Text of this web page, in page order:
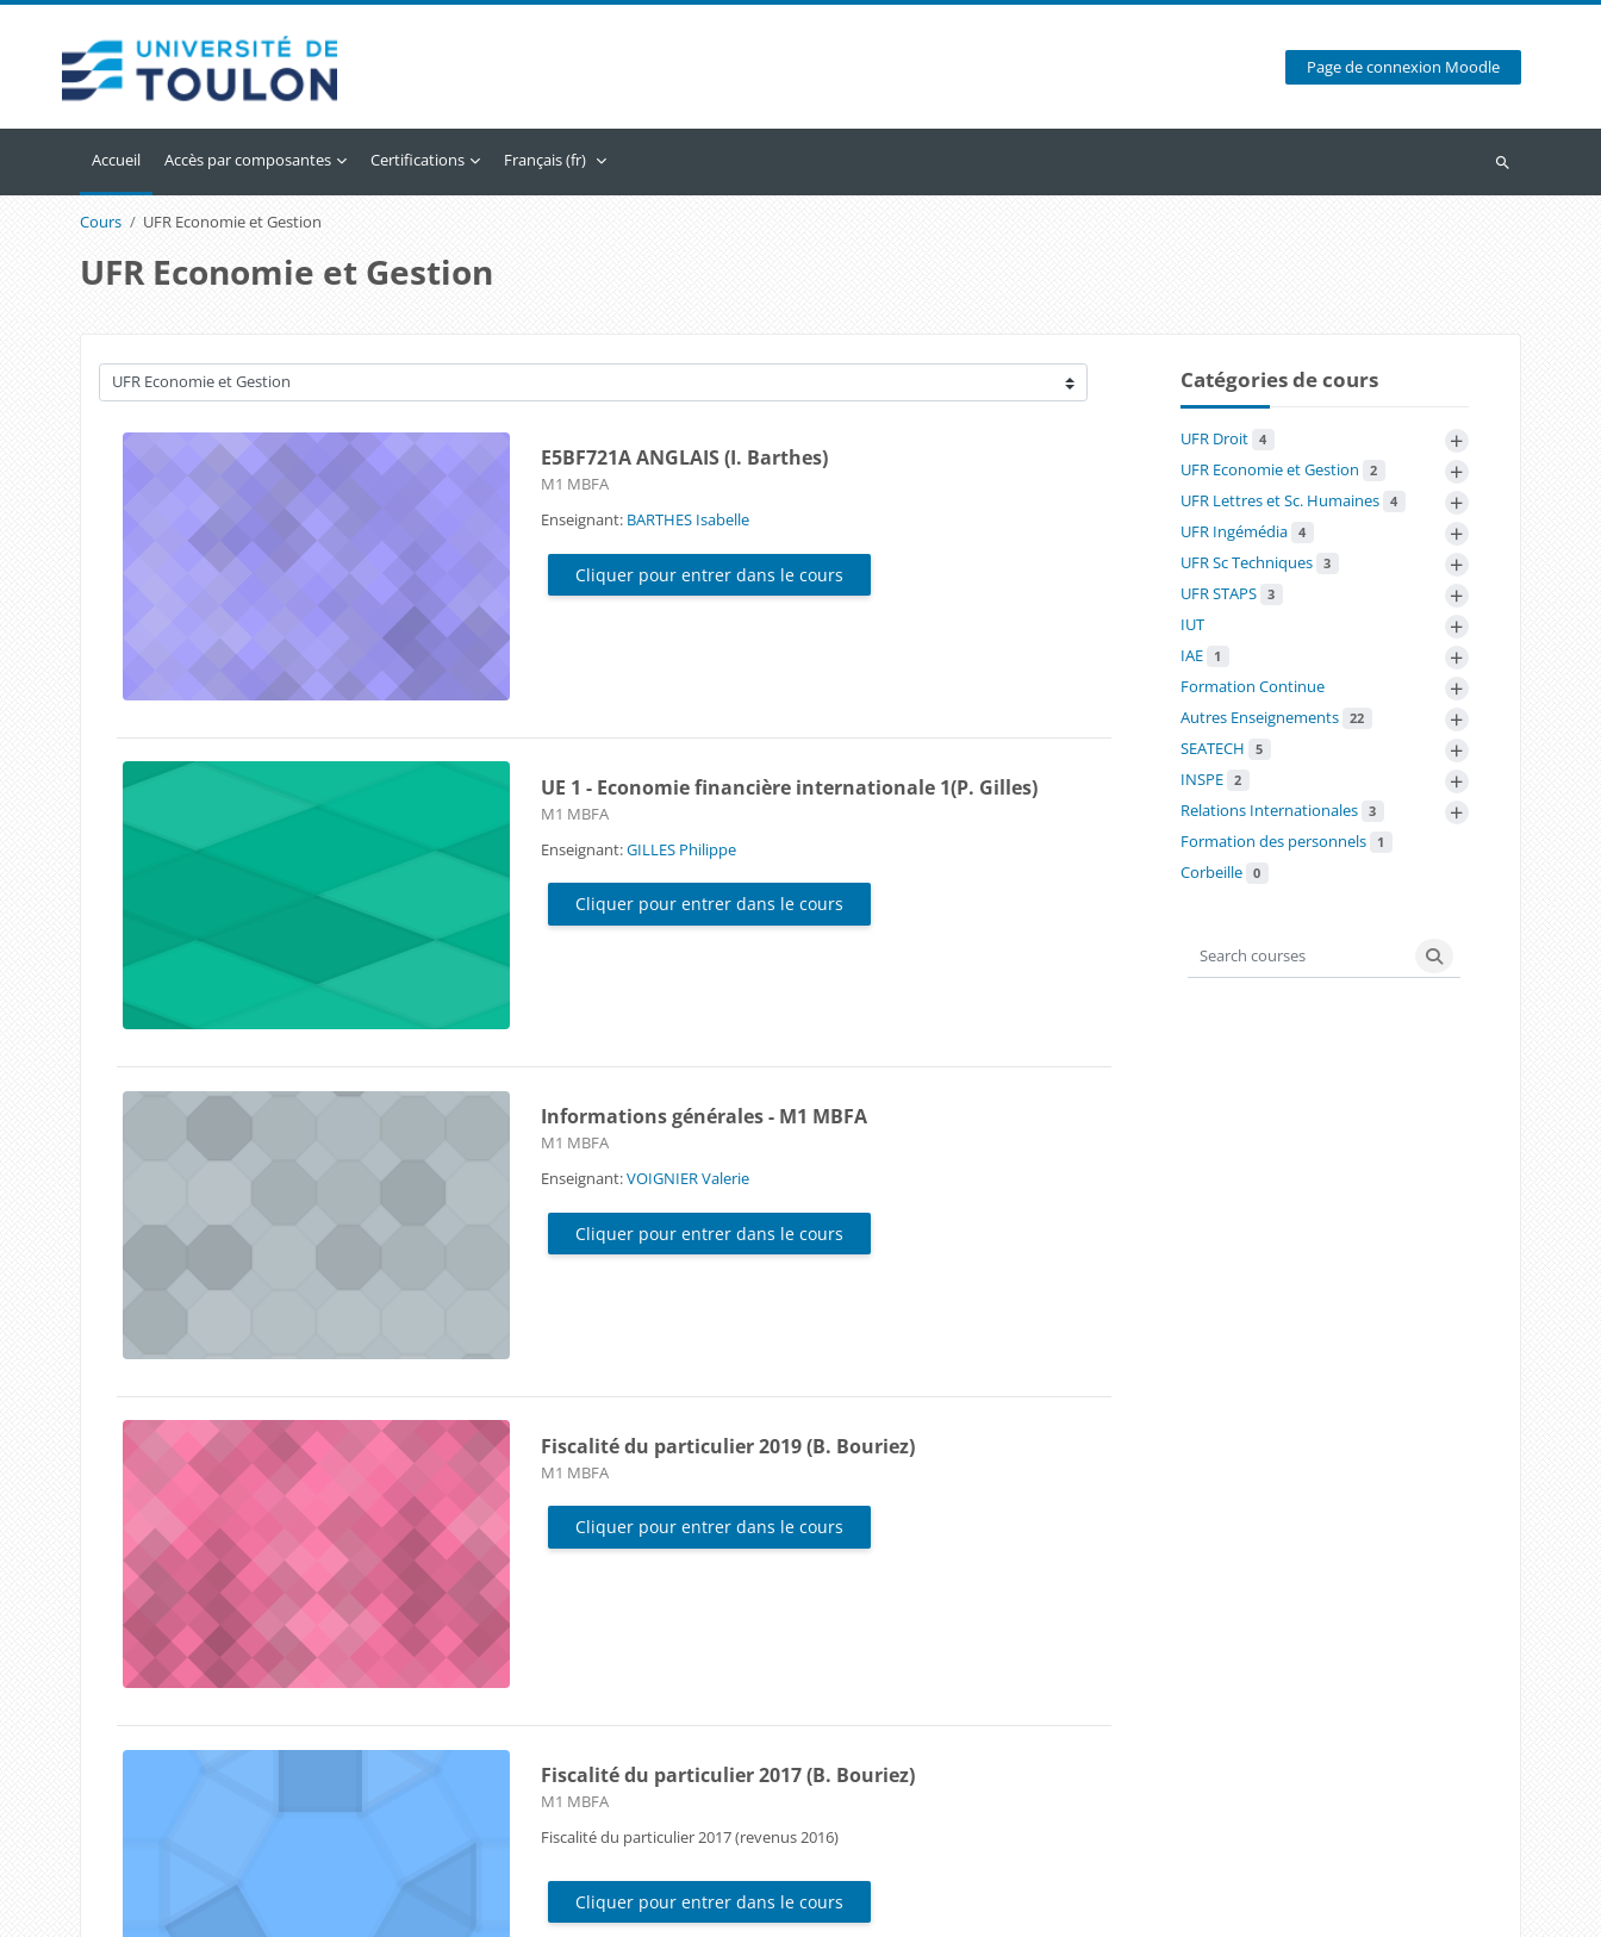
Page de connexion Moodle
Accueil Accès par composantes Certifications Français ‎(fr)‎
Recherche
Cours UFR Economie et Gestion
UFR Economie et Gestion
Catégories de cours
E5BF721A ANGLAIS (I. Barthes)
Catégorie de cours
M1 MBFA
Enseignant: BARTHES Isabelle
Cliquer pour entrer dans le cours
UE 1 - Economie financière internationale 1(P. Gilles)
Catégorie de cours
M1 MBFA
Enseignant:GILLES Philippe
Cliquer pour entrer dans le cours
Informations générales - M1 MBFA
Catégorie de cours
M1 MBFA
Enseignant:VOIGNIER Valerie
Cliquer pour entrer dans le cours
Fiscalité du particulier 2019 (B. Bouriez)
Catégorie de cours
M1 MBFA
Cliquer pour entrer dans le cours
Fiscalité du particulier 2017 (B. Bouriez)
Catégorie de cours
M1 MBFA
Fiscalité du particulier 2017 (revenus 2016)
Cliquer pour entrer dans le cours
Catégories de cours
UFR Droit 4 +
UFR Economie et Gestion 2 +
UFR Lettres et Sc. Humaines 4 +
UFR Ingémédia 4 +
UFR Sc Techniques 3 +
UFR STAPS 3 +
IUT +
IAE 1 +
Formation Continue +
Autres Enseignements 22 +
SEATECH 5 +
INSPE 2 +
Relations Internationales 3 +
Formation des personnels 1
Corbeille 0
Search courses
Search courses